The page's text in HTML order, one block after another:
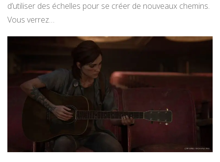
d’utiliser des échelles pour se créer de nouveaux chemins.
Vous verrez…